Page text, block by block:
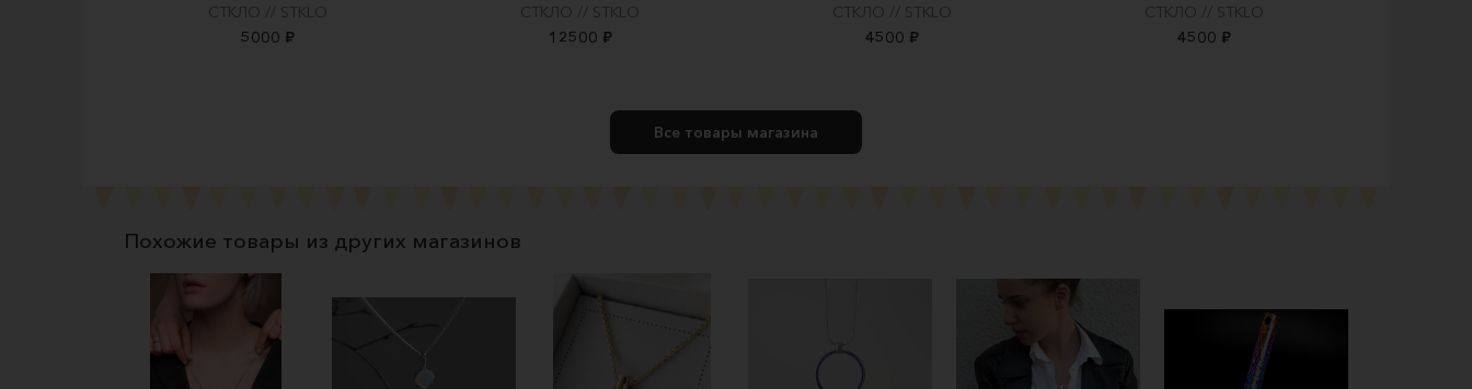
СТКЛО // STKLO
5000 ₽
СТКЛО // STKLO
12500 ₽
СТКЛО // STKLO
4500 ₽
СТКЛО // STKLO
4500 ₽
Все товары магазина
Похожие товары из других магазинов